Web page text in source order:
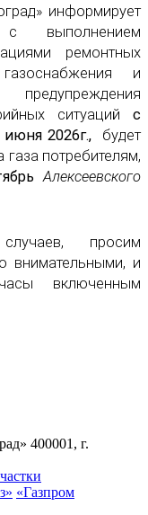
информирует
ремонтных
и
ситуаций с
2026г., будет
потребителям,
Алексеевского
просим
внимательными, и
включенным
400001, г.
«Газпром